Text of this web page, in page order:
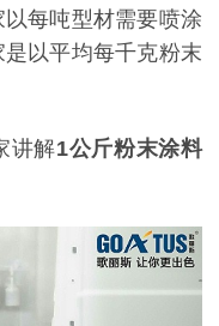
每吨型材需要喷涂
以平均每千克粉末
讲解1公斤粉末涂料